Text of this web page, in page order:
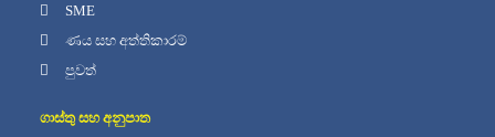
SME
ණය සහ අත්තිකාරම්
පුවත්
ගාස්තු සහ අනුපාත